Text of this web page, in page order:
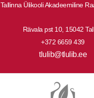
Tallinna Ülikooli Akadeemiline
Rävala pst 10, 15042
+372 6659 439
tlulib@tlulib.ee